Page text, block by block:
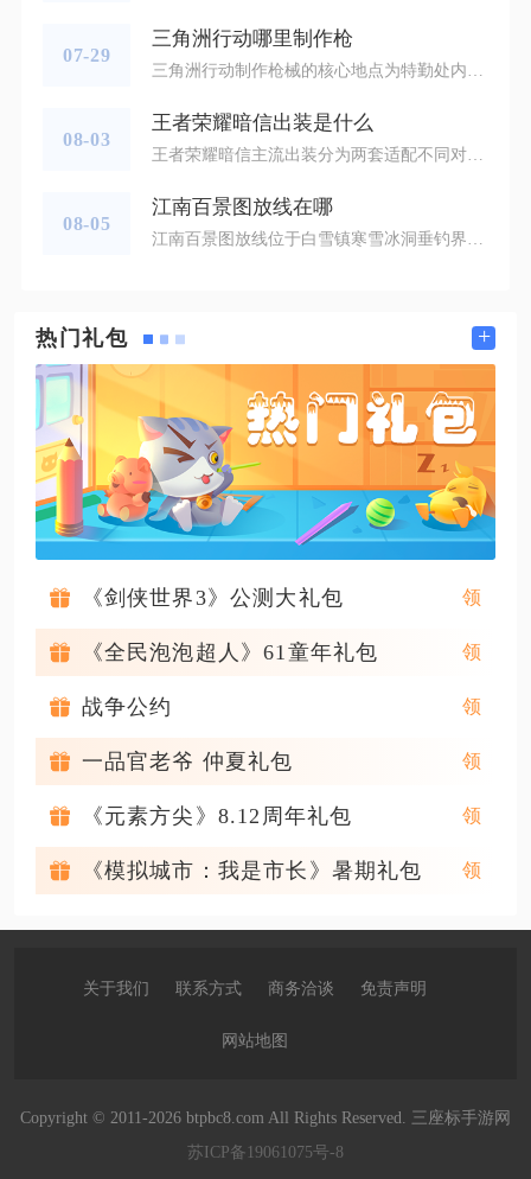
07-29
三角洲行动哪里制作枪
三角洲行动制作枪械的核心地点为特勤处内的技术中心，同时可在改枪台完成枪械改装，技术中心负责枪械制造，改枪台负责配件装配与属性调校，二者配合可完成从无到有打造专属枪械的全流程。进入游戏主界面后，点击特勤处选项，找到技术中心入口，技术中心需达到对应等级才能解锁不同枪械的制造权限，1级可制造RM277、AK-12、腾龙等突击步枪，2级解锁AKM、M700、PSG-1等枪械，3级可制造PKM通用机枪等强力武器。制造枪械需消耗对应材料，材料可通过对局搜集、交易行购买、任务奖励获取，选定
08-03
王者荣耀暗信出装是什么
王者荣耀暗信主流出装分为两套适配不同对局的出装方案，通用对抗路出装顺序为影忍之足、闪电匕首、末世、冰霜冲击、影刃，最后两件根据敌方阵容灵活更换，敌方物理爆发偏高选择不祥征兆，法术伤害较多则补永夜守护，打野暗信可以将鞋子提前更换为疾步之靴，进一步提升带线转线的跑图效率。铭文搭配推荐8宿命、2红月、10狩猎、5鹰眼、5霸者，这套铭文可以兼顾前期坦度、攻速移速与物理穿透，出门选择铁剑出门，能够更快到达二级，在线上换血过程中拥有更好的血量优势，暗信的普攻和二技能剑气都可以触发装备法球
08-05
江南百景图放线在哪
江南百景图放线位于白雪镇寒雪冰洞垂钓界面内，进入冰洞交互面板后就能找到放线操作按钮。不少玩家搜寻许久找不到放线入口，主要是混淆了普通钓鱼台和白雪镇冰钓玩法，普通城市建造的钓鱼亭不存在放线功能，该操作仅限定在白雪镇冰钓场景使用，无法在应天府、苏州府、杭州府等主城地图触发。想要解锁放线功能，需要先在白雪镇营造界面的限定分类建造寒雪冰洞，缺少这座建筑会直接看不到垂钓交互面板，自然无法进行放线操作。抵达白雪镇地图，驱散区域迷雾找到已经建造完成的寒雪冰洞，点击建筑打开垂钓页面，界面中部
热门礼包 +
《剑侠世界3》公测大礼包
《全民泡泡超人》61童年礼包
战争公约
一品官老爷 仲夏礼包
《元素方尖》8.12周年礼包
《模拟城市：我是市长》暑期礼包
关于我们 联系方式 商务洽谈 免责声明
网站地图
Copyright © 2011-2026 btpbc8.com All Rights Reserved. 三座标手游网
苏ICP备19061075号-8